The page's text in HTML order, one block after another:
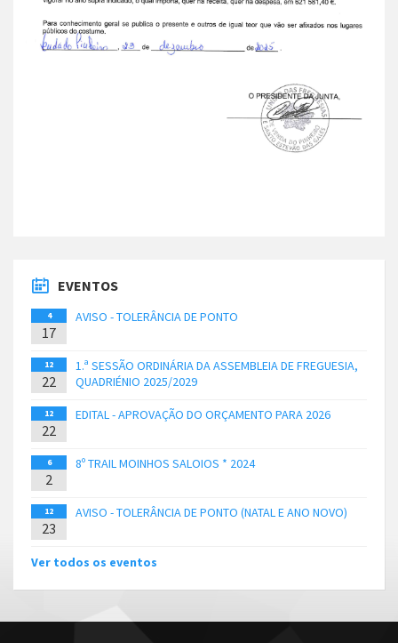
EVENTOS
4
17
AVISO - TOLERÂNCIA DE PONTO
12
22
1.ª SESSÃO ORDINÁRIA DA ASSEMBLEIA DE FREGUESIA,
QUADRIÉNIO 2025/2029
12
22
EDITAL - APROVAÇÃO DO ORÇAMENTO PARA 2026
6
2
8º TRAIL MOINHOS SALOIOS * 2024
12
23
AVISO - TOLERÂNCIA DE PONTO (NATAL E ANO NOVO)
Ver todos os eventos